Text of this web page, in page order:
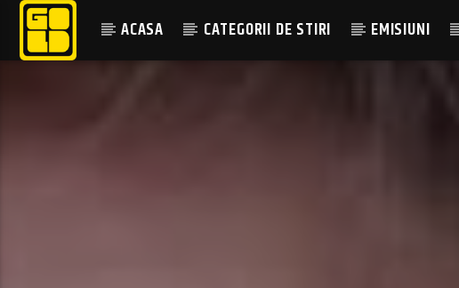
ACASA CATEGORII DE STIRI EMISIUNI